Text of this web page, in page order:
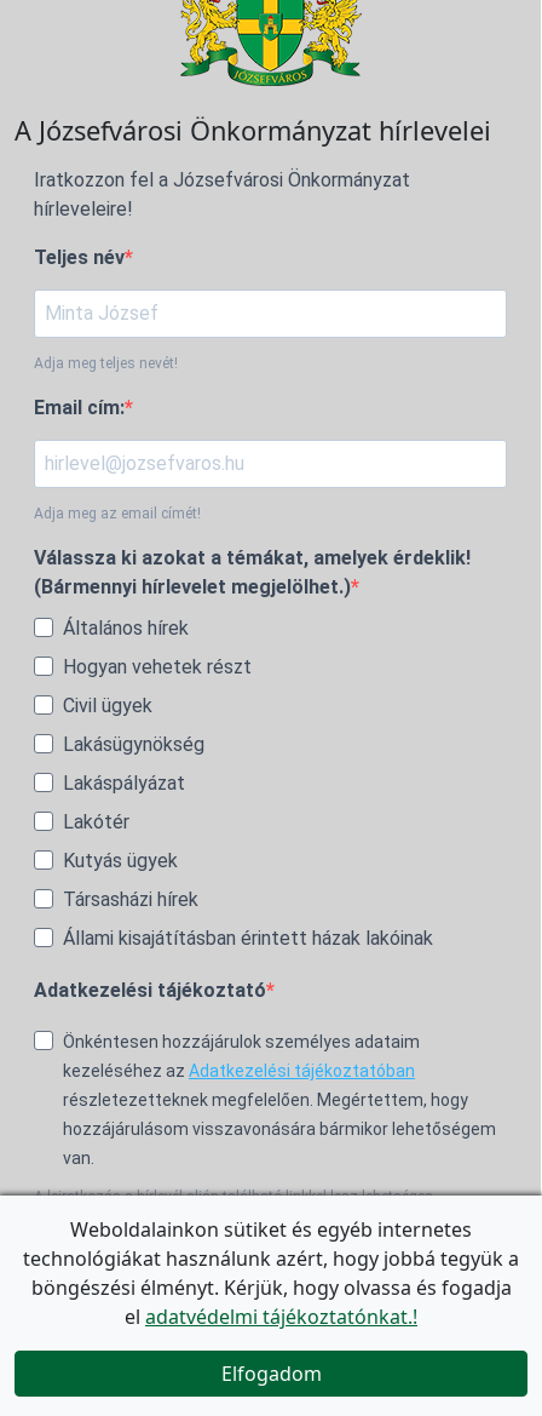
A Józsefvárosi Önkormányzat hírlevelei
Iratkozzon fel a Józsefvárosi Önkormányzat
hírleveleire!
Teljes név
Adja meg teljes nevét!
Email cím:
Adja meg az email címét!
Válassza ki azokat a témákat, amelyek érdeklik!
(Bármennyi hírlevelet megjelölhet.)
Általános hírek
Hogyan vehetek részt
Civil ügyek
Lakásügynökség
Lakáspályázat
Lakótér
Kutyás ügyek
Társasházi hírek
Állami kisajátításban érintett házak lakóinak
Adatkezelési tájékoztató
Önkéntesen hozzájárulok személyes adataim
kezeléséhez az Adatkezelési tájékoztatóban
részletezetteknek megfelelően. Megértettem, hogy
hozzájárulásom visszavonására bármikor lehetőségem
van.
A leiratkozás a hírlevél alján található linkkel lesz lehetséges.
Feliratkozom!
For the English Newsletter, clickHERE.
Weboldalainkon sütiket és egyéb internetes
technológiákat használunk azért, hogy jobbá tegyük a
böngészési élményt. Kérjük, hogy olvassa és fogadja
el adatvédelmi tájékoztatónkat.!
Elfogadom